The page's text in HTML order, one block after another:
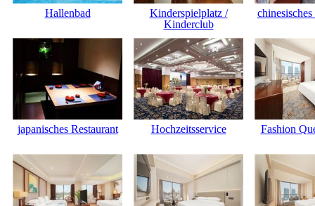
Hallenbad
Kinderspielplatz /
Kinderclub
japanisches Restaurant Hochzeitsservice Fashion